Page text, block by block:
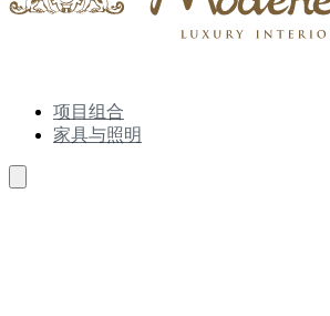
项目组合
家具与照明